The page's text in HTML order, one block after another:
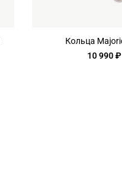
Кольца
10 990 ₽